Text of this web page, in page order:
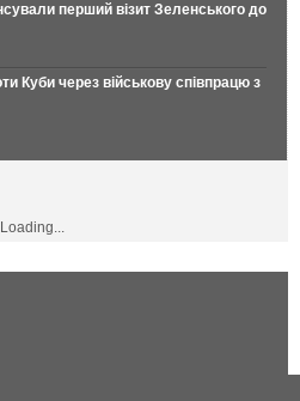
перший візит Зеленського до
Куби через військову співпрацю з
Loading...